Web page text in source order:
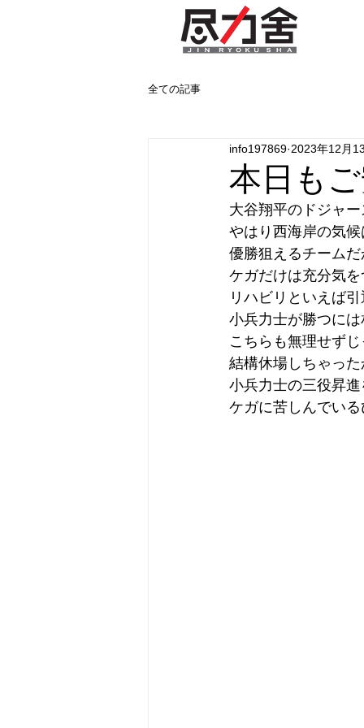
全ての記事
本日も
info197869 2023年12月
大谷翔平のドジャ
やはり西海岸の気
優勝狙えるチーム
ケガだけは充分気
リハビリといえば
小兵力士が勝つに
こちらも無理せず
結構休場しちゃっ
小兵力士の三役昇
ケガに苦しんでい